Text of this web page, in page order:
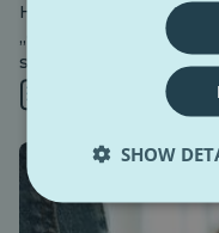
Hilfsangeboten
skjut“ bekannt,
SHOW